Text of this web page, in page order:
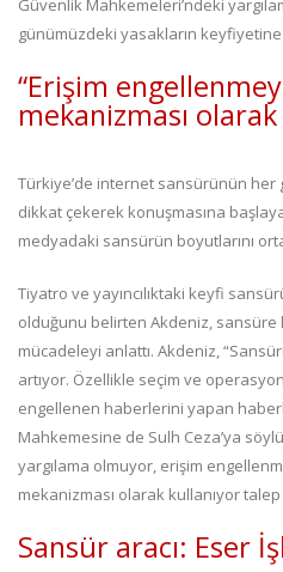
Güvenlik Mahkemeleri’ndeki
günümüzdeki yasakların
“Erişim
mekanizması
Türkiye’de internet sansürünün her
dikkat çekerek konuşmasına
medyadaki sansürün boyutlarını
Tiyatro ve yayıncılıktaki keyfi
olduğunu belirten Akdeniz, sansüre
mücadeleyi anlattı. Akdeniz,
artıyor. Özellikle seçim ve
engellenen haberlerini yapan
Mahkemesine de Sulh Ceza’ya
yargılama olmuyor, erişim
mekanizması olarak kullanıyor
Sansür aracı: Eser